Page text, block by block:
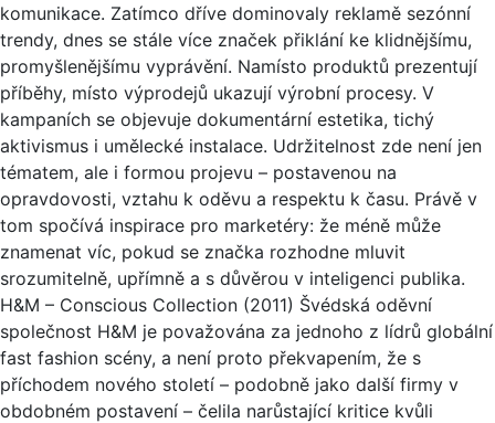
komunikace. Zatímco dříve dominovaly reklamě sezónní
trendy, dnes se stále více značek přiklání ke klidnějšímu,
promyšlenějšímu vyprávění. Namísto produktů prezentují
příběhy, místo výprodejů ukazují výrobní procesy. V
kampaních se objevuje dokumentární estetika, tichý
aktivismus i umělecké instalace. Udržitelnost zde není jen
tématem, ale i formou projevu – postavenou na
opravdovosti, vztahu k oděvu a respektu k času. Právě v
tom spočívá inspirace pro marketéry: že méně může
znamenat víc, pokud se značka rozhodne mluvit
srozumitelně, upřímně a s důvěrou v inteligenci publika.
H&M – Conscious Collection (2011) Švédská oděvní
společnost H&M je považována za jednoho z lídrů globální
fast fashion scény, a není proto překvapením, že s
příchodem nového století – podobně jako další firmy v
obdobném postavení – čelila narůstající kritice kvůli